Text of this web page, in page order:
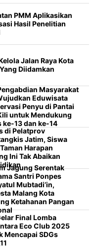
PMM Aplikasikan
Hasil Penelitian
Jalan Raya Kota
Diidamkan
Masyarakat
Eduwisata
Penyu di Pantai
untuk Mendukung
ke-13 dan ke-14
di Pelatprov
Jatim, Siswa
Harapan
Ini Tak Abaikan
Jagung Serentak
Santri Ponpes
Mubtadi’in,
Malang Kota
Ketahanan Pangan
Final Lomba
Eco Club 2025
Mencapai SDGs